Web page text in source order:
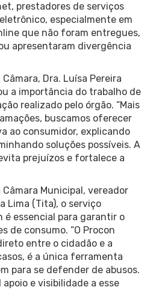
prestadores de serviços
especialmente em
que não foram entregues,
apresentaram divergência
Dra. Luísa Pereira
a importância do trabalho de
realizado pelo órgão. “Mais
buscamos oferecer
ao consumidor, explicando
soluções possíveis. A
prejuízos e fortalece a
Municipal, vereador
Lima (Tita), o serviço
é essencial para garantir o
de consumo. “O Procon
entre o cidadão e a
é a única ferramenta
para se defender de abusos.
e visibilidade a esse